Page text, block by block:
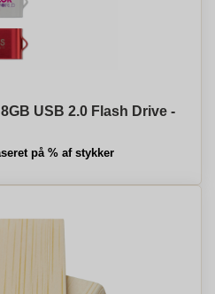
USB 2.0 Flash Drive -
på % af stykker